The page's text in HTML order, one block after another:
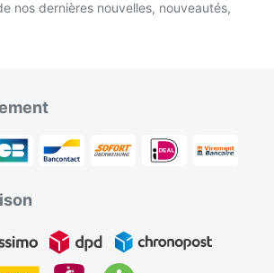
nos dernières nouvelles, nouveautés,